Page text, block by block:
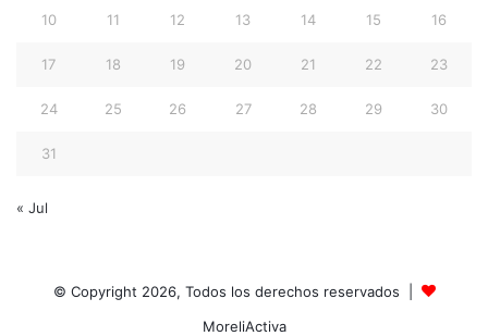
10 11 12 13 14 15 16
17 18 19 20 21 22 23
24 25 26 27 28 29 30
31
« Jul
© Copyright 2026, Todos los derechos reservados |
MoreliActiva